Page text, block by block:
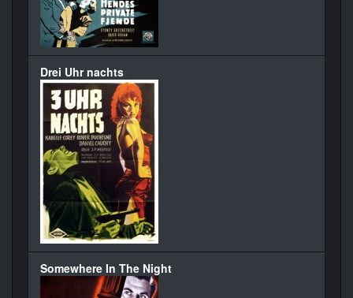
Drei Uhr nachts
Somewhere In The Night